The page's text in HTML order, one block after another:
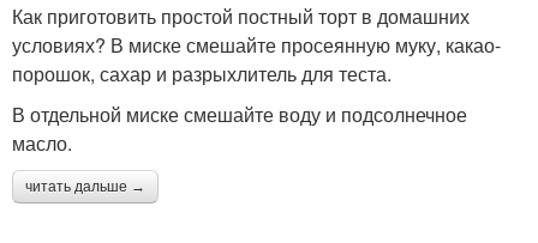
Как приготовить простой постный торт в домашних
условиях? В миске смешайте просеянную муку, какао-
порошок, сахар и разрыхлитель для теста.
В отдельной миске смешайте воду и подсолнечное
масло.
читать дальше →